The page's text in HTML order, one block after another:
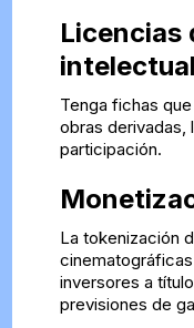
Licencias
Tenga fichas
obras derivadas,
participación.
La tokenización
inversores a
previsiones de